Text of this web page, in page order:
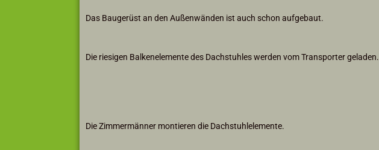
Das Baugerüst an den Außenwänden ist auch schon aufgebaut.
Die riesigen Balkenelemente des Dachstuhles werden vom Transporter geladen.
Die Zimmermänner montieren die Dachstuhlelemente.